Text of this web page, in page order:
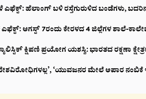
ಎಫೆಕ್ಟ್‌: ಹೆಲಾಂಗ್ ಬಳಿ ರಸ್ತೆಗುರುಳಿದ ಬಂಡೆಗಳು,
ಆಗಸ್ಟ್ 7ರಂದು ಕೇರಳದ 4 ಜಿಲ್ಲೆಗಳ ಶಾಲೆ-
ಕ್ಷಿಪಣಿ ಪ್ರಯೋಗ ಯಶಸ್ವಿ: ಭಾರತದ ರಕ್ಷಣಾ
‘ಯುವಜನರ ಮೇಲೆ ಅಪಾರ